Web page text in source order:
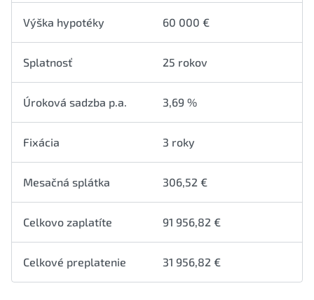
Výška hypotéky 60 000 €
Splatnosť 25 rokov
Úroková sadzba p.a. 3,69 %
Fixácia 3 roky
Mesačná splátka 306,52 €
Celkovo zaplatíte 91 956,82 €
Celkové preplatenie 31 956,82 €